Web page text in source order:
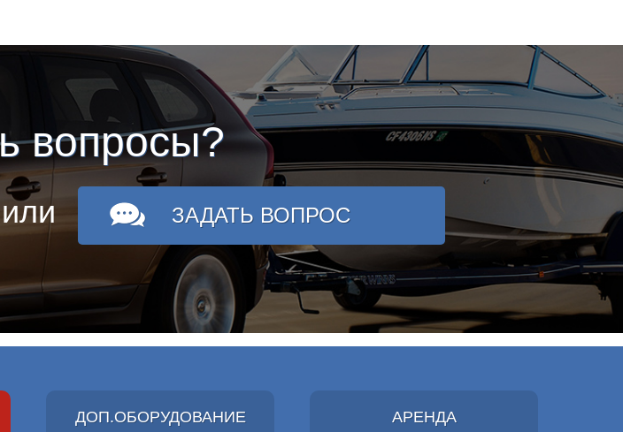
вопросы?
или ЗАДАТЬ ВОПРОС
ДОП.ОБОРУДОВАНИЕ АРЕНДА